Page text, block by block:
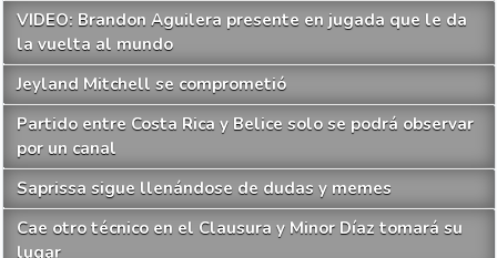
VIDEO: Brandon Aguilera presente en jugada que le da
la vuelta al mundo
Jeyland Mitchell se comprometió
Partido entre Costa Rica y Belice solo se podrá observar
por un canal
Saprissa sigue llenándose de dudas y memes
Cae otro técnico en el Clausura y Minor Díaz tomará su
lugar